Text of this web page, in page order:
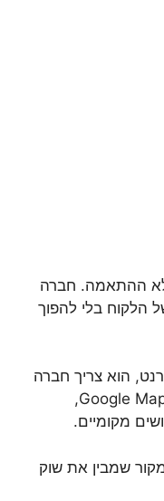
ההתאמה. חברה
הלקוח בלי להפוך
הוא צריך חברה
שמבינה לקוחות בישראל, Google Maps, SEO,
שמבין את שוק